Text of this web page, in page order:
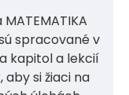
spracované v
kapitol a lekcií
si žiaci na